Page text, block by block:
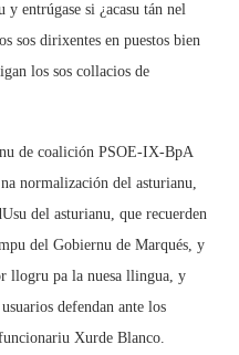
entrúgase si ¿acasu tán nel
sos dirixentes en puestos bien
los sos collacios de
de coalición PSOE-IX-BpA
na normalización del asturianu,
del asturianu, que recuerden
del Gobiernu de Marqués, y
llogru pa la nuesa llingua, y
defendan ante los
Xurde Blanco.